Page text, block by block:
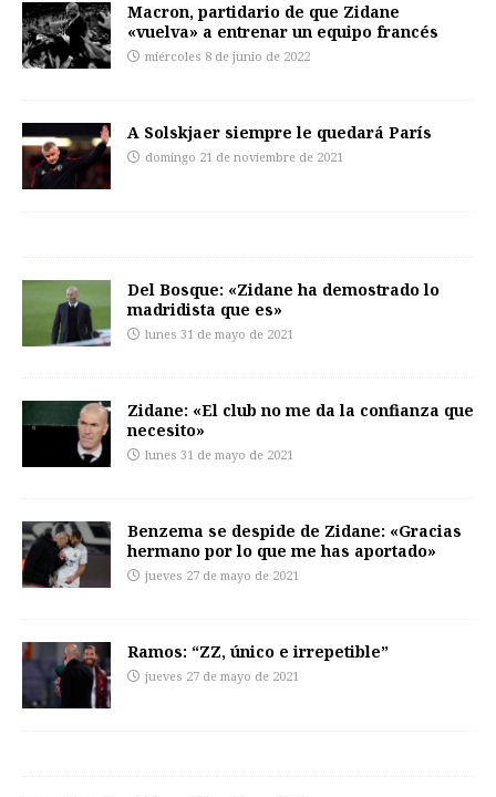
Macron, partidario de que Zidane
«vuelva» a entrenar un equipo francés
miércoles 8 de junio de 2022
A Solskjaer siempre le quedará París
domingo 21 de noviembre de 2021
Del Bosque: «Zidane ha demostrado lo
madridista que es»
lunes 31 de mayo de 2021
Zidane: «El club no me da la confianza que
necesito»
lunes 31 de mayo de 2021
Benzema se despide de Zidane: «Gracias
hermano por lo que me has aportado»
jueves 27 de mayo de 2021
Ramos: “ZZ, único e irrepetible”
jueves 27 de mayo de 2021